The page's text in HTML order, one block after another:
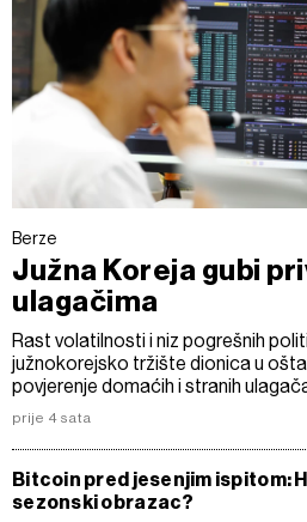
Berze
Južna Koreja gubi
ulagačima
Rast volatilnosti i niz pogrešnih
južnokorejsko tržište dionica u
povjerenje domaćih i stranih
prije 4 sata
Bitcoin pred jesenjim ispitom:
sezonski obrazac?